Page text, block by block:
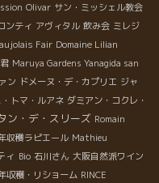
Olivar サン・ミッシェル教会
ンティ アヴィタル 飲み会 ミレジ
Fair Domaine Lilian
Maruya Gardens Yanagida san
ン ドメーヌ・デ・カプリエ ジャ
・トマ・ルアネ ダミアン・コクレ・
ン・デ・スリーズ Romain
収穫ラピエール Mathieu
ィ Bio 石川さん 大阪自然派ワイン
収穫・リショーム RINCE